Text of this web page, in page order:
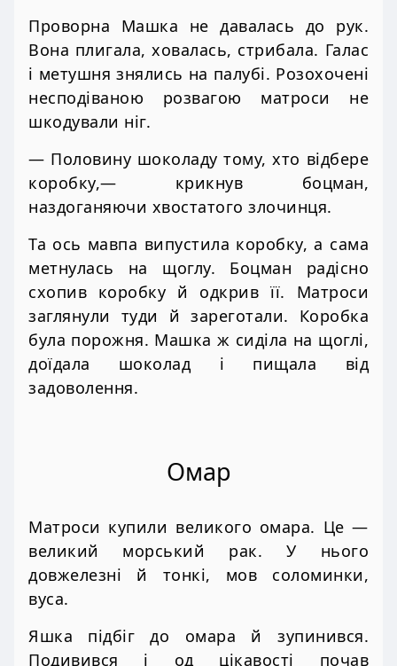
Проворна Машка не давалась до рук.
Вона плигала, ховалась, стрибала. Галас
і метушня знялись на палубі. Розохочені
несподіваною розвагою матроси не
шкодували ніг.
— Половину шоколаду тому, хто відбере
коробку,— крикнув боцман,
наздоганяючи хвостатого злочинця.
Та ось мавпа випустила коробку, а сама
метнулась на щоглу. Боцман радісно
схопив коробку й одкрив її. Матроси
заглянули туди й зареготали. Коробка
була порожня. Машка ж сиділа на щоглі,
доїдала шоколад і пищала від
задоволення.
Омар
Матроси купили великого омара. Це —
великий морський рак. У нього
довжелезні й тонкі, мов соломинки,
вуса.
Яшка підбіг до омара й зупинився.
Подивився і од цікавості почав